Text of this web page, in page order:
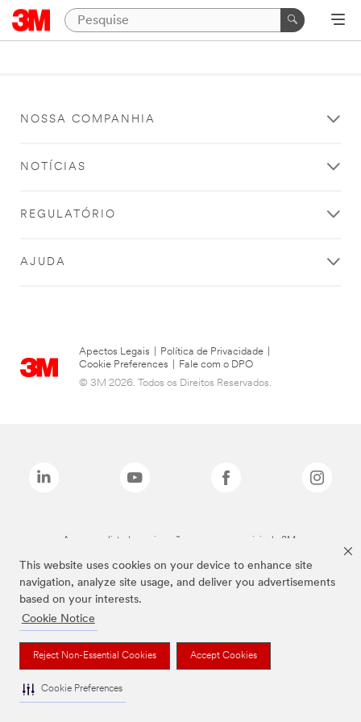
This website uses cookies on your device to enhance site
navigation, analyze site usage, and deliver you advertisements
based on your interests.
Cookie Notice
Reject Non-Essential Cookies Accept Cookies
Cookie Preferences
NOSSA COMPANHIA
NOTÍCIAS
REGULATÓRIO
AJUDA
Apectos Legais Política de Privacidade
Cookie Preferences
Fale com o DPO
© 3M 2026. Todos os Direitos Reservados.
As marcas listadas a cima são marcas comerciais da 3M.